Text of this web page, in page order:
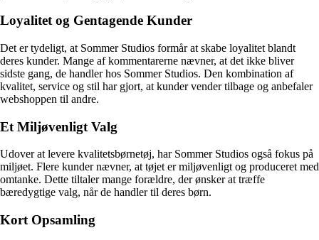
Loyalitet og Gentagende Kunder
Det er tydeligt, at Sommer Studios formår at skabe loyalitet blandt
deres kunder. Mange af kommentarerne nævner, at det ikke bliver
sidste gang, de handler hos Sommer Studios. Den kombination af
kvalitet, service og stil har gjort, at kunder vender tilbage og anbefaler
webshoppen til andre.
Et Miljøvenligt Valg
Udover at levere kvalitetsbørnetøj, har Sommer Studios også fokus på
miljøet. Flere kunder nævner, at tøjet er miljøvenligt og produceret med
omtanke. Dette tiltaler mange forældre, der ønsker at træffe
bæredygtige valg, når de handler til deres børn.
Kort Opsamling